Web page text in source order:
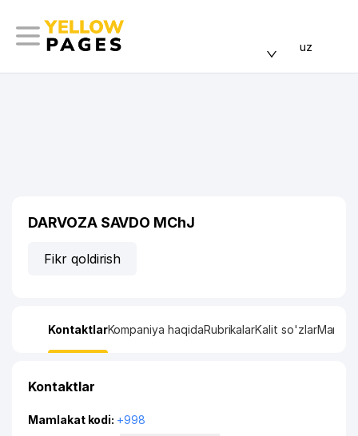
uz
DARVOZA SAVDO MChJ
Fikr qoldirish
KontaktlarKompaniya haqidaRubrikalarKalit so'zlarManzil
Kontaktlar
Mamlakat kodi: +998